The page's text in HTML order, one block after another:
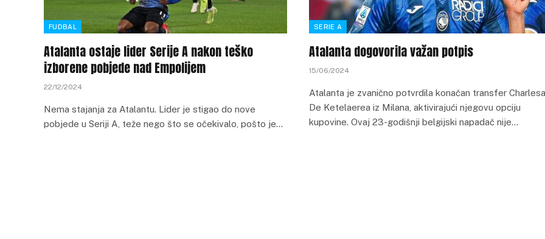
FUDBAL
Atalanta ostaje lider Serije A nakon teško
izborene pobjede nad Empolijem
22/12/2024
Nema stajanja za Atalantu. Lider je stigao do nove
pobjede u Seriji A, teže nego što se očekivalo, pošto je…
SERIE A
Atalanta dogovorila važan potpis
15/06/2024
Atalanta je zvanično potvrdila konačan transfer Charlesa
De Ketelaerea iz Milana, aktivirajući njegovu opciju
kupovine. Ovaj 23-godišnji belgijski napadač nije…